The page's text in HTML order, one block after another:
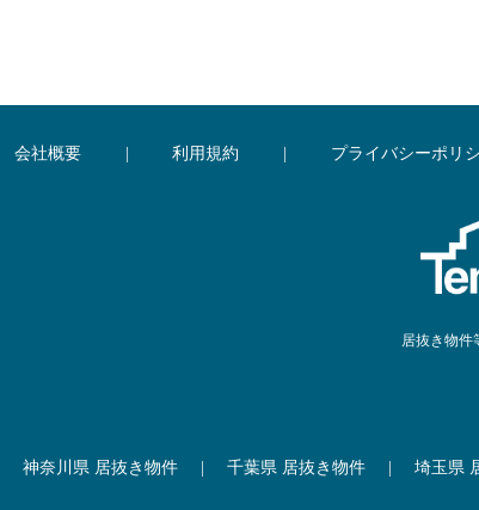
会社概要 利用規約 プライバシーポリ
居抜き物件
神奈川県 居抜き物件 千葉県 居抜き物件 埼玉県